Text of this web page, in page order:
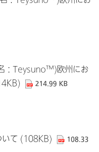
：Teysuno™)欧州にお
214.99 KB
いて (108KB)
108.33